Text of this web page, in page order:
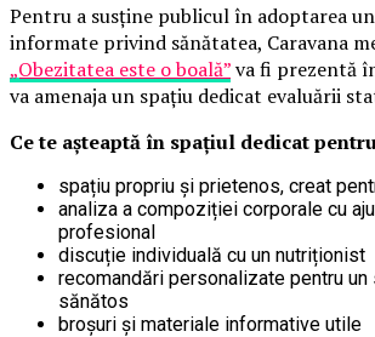
Pentru a susține publicul în adoptarea
informate privind sănătatea, Caravana
„Obezitatea este o boală”va fi prezentă
va amenaja un spațiu dedicat evaluării
Ce te așteaptă în spațiul dedicat
spațiu propriu și prietenos, creat
analiza a compoziției corporale cu
profesional
discuție individuală cu un nutriționist
recomandări personalizate pentru
sănătos
broșuri și materiale informative utile